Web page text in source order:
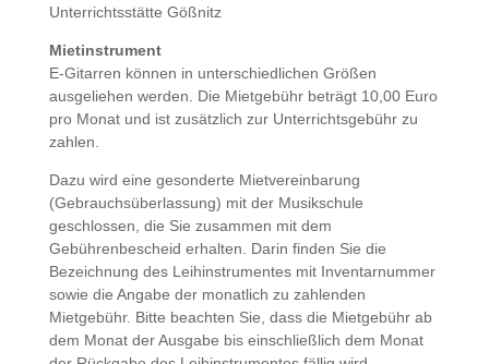
Unterrichtsstätte Gößnitz
Mietinstrument
E-Gitarren können in unterschiedlichen Größen
ausgeliehen werden. Die Mietgebühr beträgt 10,00 Euro
pro Monat und ist zusätzlich zur Unterrichtsgebühr zu
zahlen.
Dazu wird eine gesonderte Mietvereinbarung
(Gebrauchsüberlassung) mit der Musikschule
geschlossen, die Sie zusammen mit dem
Gebührenbescheid erhalten. Darin finden Sie die
Bezeichnung des Leihinstrumentes mit Inventarnummer
sowie die Angabe der monatlich zu zahlenden
Mietgebühr. Bitte beachten Sie, dass die Mietgebühr ab
dem Monat der Ausgabe bis einschließlich dem Monat